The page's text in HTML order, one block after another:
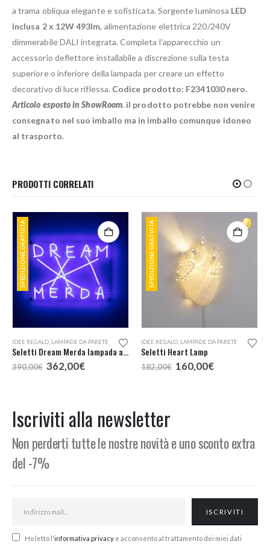
a trama obliqua elegante e sofisticata. Sorgente luminosa LED
inclusa 2 x 12W 493lm, alimentazione elettrica 220/240V
dimmerabile DALI integrata. Completa l’apparecchio un
accessorio deflettore installabile a discrezione sulla testa
superiore o inferiore della lampada per creare un effetto
decorativo di luce riflessa. Codice prodotto: F2341030 nero.
Articolo esposto in ShowRoom. il prodotto potrebbe non venire
consegnato nel suo imballo ma in imballo comunque idoneo
al trasporto.
PRODOTTI CORRELATI
SPEDIZIONE GRATUITA
IDEE REGALO LAMPADE DA PARETE
Seletti Dream Merda lampada a LED
390,00€ Il
prezzo
362,00€Il
SPEDIZIONE GRATUITA
IDEE REGALO LAMPADE DA PARETE
Seletti Heart Lamp
182,00€ Il
prezzo
160,00€Il
Iscriviti alla newsletter
Non perderti tutte le nostre novità e uno sconto extra
del -7%
Ho letto l'informativa privacy e acconsento al trattamento dei miei dati